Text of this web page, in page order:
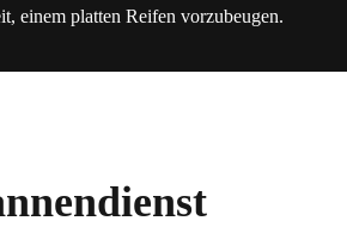
einem platten Reifen vorzubeugen.